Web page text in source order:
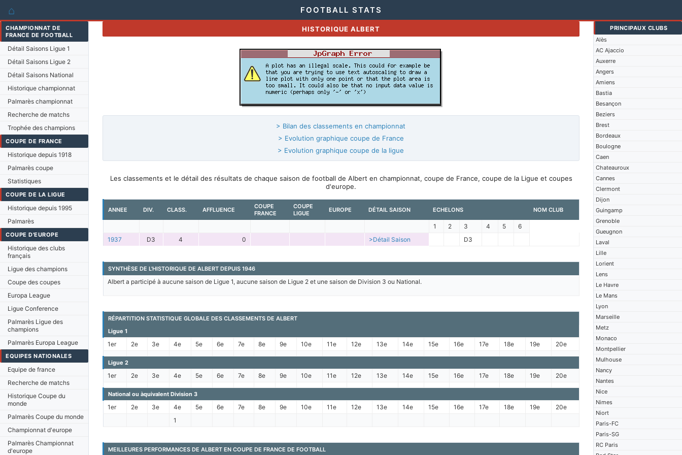
⌂ FOOTBALL STATS
CHAMPIONNAT DE
FRANCE DE FOOTBALL
Détail Saisons Ligue 1
Détail Saisons Ligue 2
Détail Saisons National
Historique championnat
Palmarès championnat
Recherche de matchs
Trophée des champions
COUPE DE FRANCE
Historique depuis 1918
Palmarès coupe
Statistiques
COUPE DE LA LIGUE
Historique depuis 1995
Palmarès
COUPE D'EUROPE
Historique des clubs
français
Ligue des champions
Coupe des coupes
Europa League
Ligue Conference
Palmarès Ligue des
champions
Palmarès Europa League
EQUIPES NATIONALES
Equipe de france
Recherche de matchs
Historique Coupe du
monde
Palmarès Coupe du monde
Championnat d'europe
Palmarès Championnat
d'europe
PRINCIPAUX CLUBS
Alès
AC Ajaccio
Auxerre
Angers
Amiens
Bastia
Besançon
Beziers
Brest
Bordeaux
Boulogne
Caen
Chateauroux
Cannes
Clermont
Dijon
Guingamp
Grenoble
Gueugnon
Laval
Lille
Lorient
Lens
Le Havre
Le Mans
Lyon
Marseille
Metz
Monaco
Montpellier
Mulhouse
Nancy
Nantes
Nice
Nimes
Niort
Paris-FC
Paris-SG
RC Paris
HISTORIQUE ALBERT
> Bilan des classements en championnat
> Evolution graphique coupe de France
> Evolution graphique coupe de la ligue
Les classements et le détail des résultats de chaque saison de football de Albert en championnat, coupe de France, coupe de la Ligue et coupes
d'europe.
ANNEE DIV. CLASS. AFFLUENCE
COUPE
FRANCE
COUPE
LIGUE
EUROPE DÉTAIL SAISON ECHELONS NOM CLUB
1 2 3 4 5
6
1937
D3 4 0 >Détail Saison D3
SYNTHÈSE DE L'HISTORIQUE DE ALBERT DEPUIS 1946
Albert a participé à aucune saison de Ligue 1, aucune saison de Ligue 2 et une saison de Division 3 ou National.
RÉPARTITION STATISTIQUE GLOBALE DES CLASSEMENTS DE ALBERT
Ligue 1
1er 2e 3e 4e 5e 6e 7e 8e 9e 10e 11e 12e 13e 14e 15e 16e 17e 18e 19e 20e
Ligue 2
1er 2e 3e 4e 5e 6e 7e 8e 9e 10e 11e 12e 13e 14e 15e 16e 17e 18e 19e 20e
National ou àquivalent Division 3
1er 2e 3e 4e 5e 6e 7e 8e 9e 10e 11e 12e 13e 14e 15e 16e 17e 18e 19e
20e
1
MEILLEURES PERFORMANCES DE ALBERT EN COUPE DE FRANCE DE FOOTBALL